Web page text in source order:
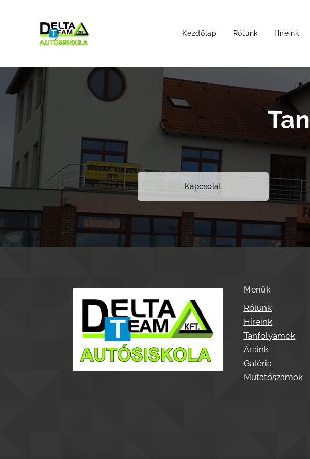
Kezdőlap Rólunk Híreink
Kapcsolat
Menük
Rólunk
Híreink
Tanfolyamok
Áraink
Galéria
Mutatószámok